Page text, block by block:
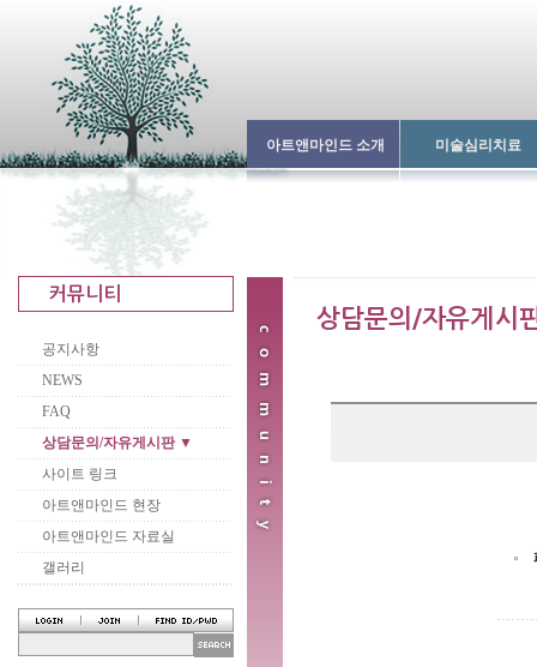
아트앤마인드 소개 미술심리치료
공지사항
NEWS
FAQ
상담문의/자유게시판 ▼
사이트 링크
아트앤마인드 현장
아트앤마인드 자료실
갤러리